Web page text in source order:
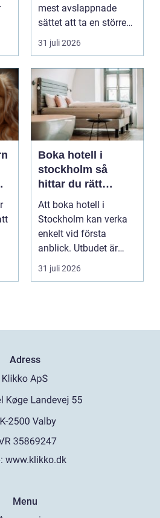
mest avslappnade
sättet att ta en större
grupp från punkt ...
31 juli 2026
Boka hotell i
stockholm så
hittar du rätt
boende för din
vistelse
Att boka hotell i
Stockholm kan verka
enkelt vid första
anblick. Utbudet är
stort, standarden är
gen...
31 juli 2026
Adress
www.klikko.dk
Menu